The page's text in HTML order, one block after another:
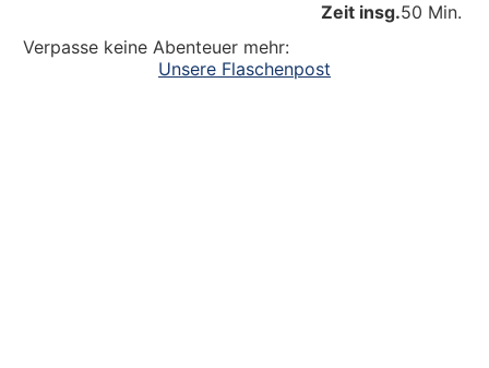
Zeit insg.50 Min.
Verpasse keine Abenteuer mehr:
Unsere Flaschenpost